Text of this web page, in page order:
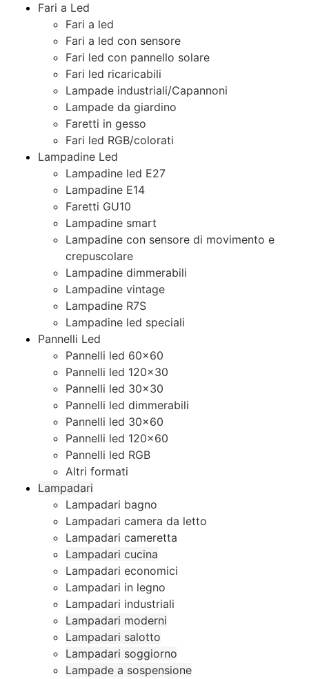
Fari a Led
Fari a led
Fari a led con sensore
Fari led con pannello solare
Fari led ricaricabili
Lampade industriali/Capannoni
Lampade da giardino
Faretti in gesso
Fari led RGB/colorati
Lampadine Led
Lampadine led E27
Lampadine E14
Faretti GU10
Lampadine smart
Lampadine con sensore di movimento e
crepuscolare
Lampadine dimmerabili
Lampadine vintage
Lampadine R7S
Lampadine led speciali
Pannelli Led
Pannelli led 60×60
Pannelli led 120×30
Pannelli led 30×30
Pannelli led dimmerabili
Pannelli led 30×60
Pannelli led 120×60
Pannelli led RGB
Altri formati
Lampadari
Lampadari bagno
Lampadari camera da letto
Lampadari cameretta
Lampadari cucina
Lampadari economici
Lampadari in legno
Lampadari industriali
Lampadari moderni
Lampadari salotto
Lampadari soggiorno
Lampade a sospensione